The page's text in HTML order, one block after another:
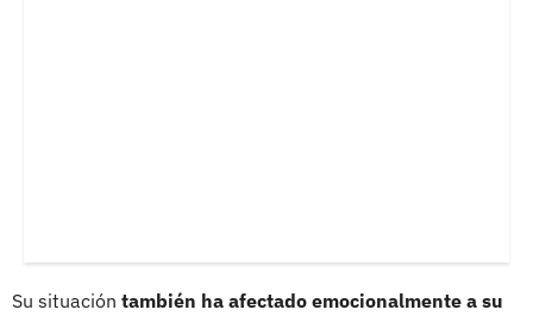
Su situación también ha afectado emocionalmente a su